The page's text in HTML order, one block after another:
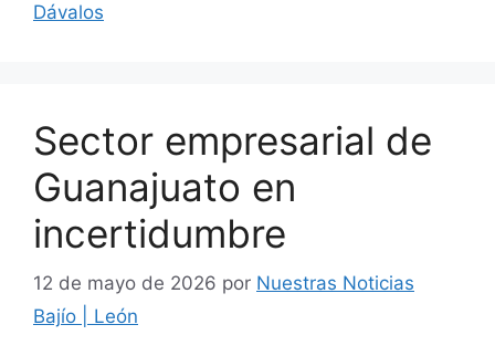
Dávalos
Sector empresarial de
Guanajuato en
incertidumbre
12 de mayo de 2026 por Nuestras Noticias
Bajío | León